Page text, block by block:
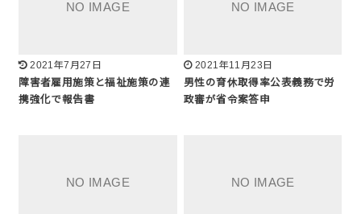
2021年7月27日
障害者雇用施策と福祉施策の連
携強化で報告書
2021年11月23日
男性の育休取得率公表義務で労
政審が省令案答申